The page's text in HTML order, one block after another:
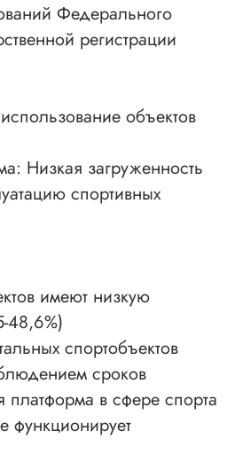
Федерального
регистрации
объектов
Низкая загруженность
спортивных
имеют низкую
48,6%)
спортобъектов
сроков
платформа в сфере спорта
регионе